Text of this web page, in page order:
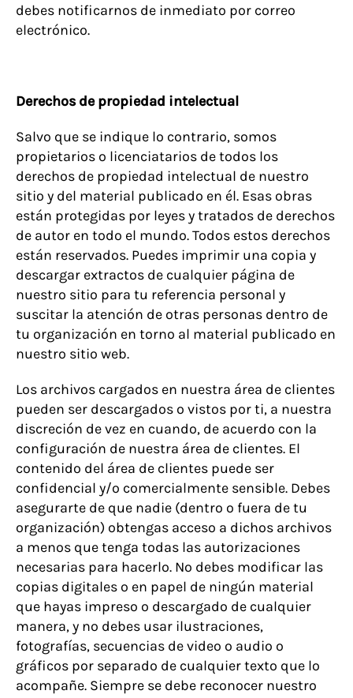
debes notificarnos de inmediato por correo
electrónico.
Derechos de propiedad intelectual
Salvo que se indique lo contrario, somos
propietarios o licenciatarios de todos los
derechos de propiedad intelectual de nuestro
sitio y del material publicado en él. Esas obras
están protegidas por leyes y tratados de derechos
de autor en todo el mundo. Todos estos derechos
están reservados. Puedes imprimir una copia y
descargar extractos de cualquier página de
nuestro sitio para tu referencia personal y
suscitar la atención de otras personas dentro de
tu organización en torno al material publicado en
nuestro sitio web.
Los archivos cargados en nuestra área de clientes
pueden ser descargados o vistos por ti, a nuestra
discreción de vez en cuando, de acuerdo con la
configuración de nuestra área de clientes. El
contenido del área de clientes puede ser
confidencial y/o comercialmente sensible. Debes
asegurarte de que nadie (dentro o fuera de tu
organización) obtengas acceso a dichos archivos
a menos que tenga todas las autorizaciones
necesarias para hacerlo. No debes modificar las
copias digitales o en papel de ningún material
que hayas impreso o descargado de cualquier
manera, y no debes usar ilustraciones,
fotografías, secuencias de video o audio o
gráficos por separado de cualquier texto que lo
acompañe. Siempre se debe reconocer nuestro